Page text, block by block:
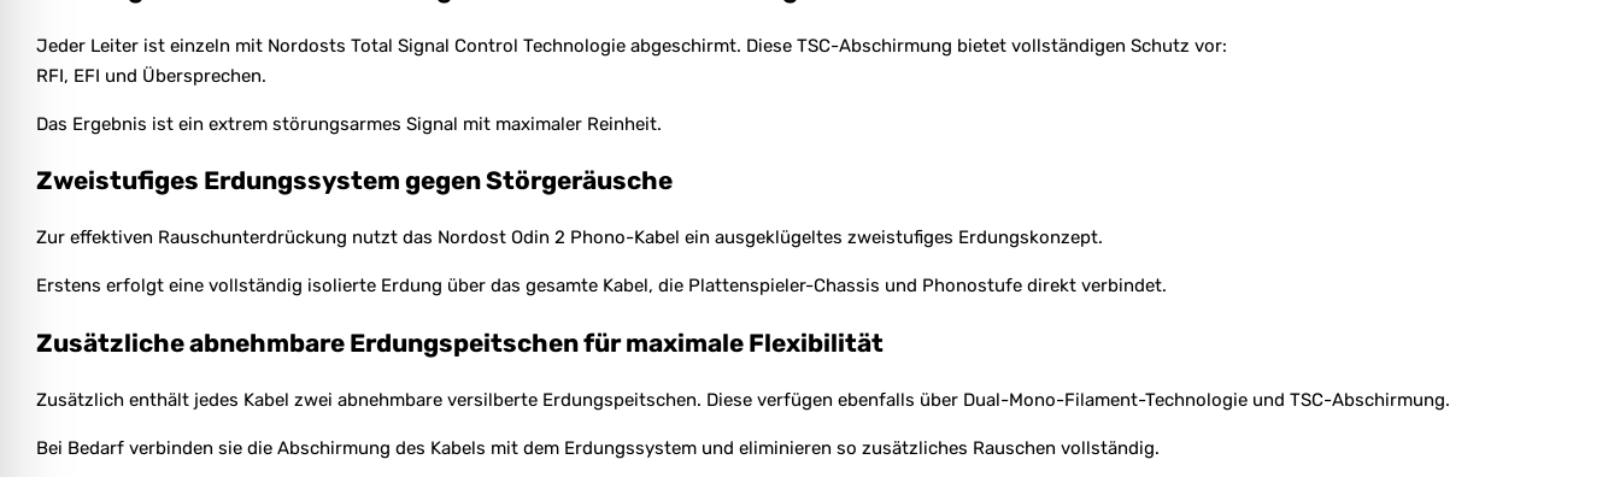
Jeder Leiter ist einzeln mit Nordosts Total Signal Control Technologie abgeschirmt. Diese TSC-Abschirmung bietet vollständigen Schutz vor:
RFI, EFI und Übersprechen.
Das Ergebnis ist ein extrem störungsarmes Signal mit maximaler Reinheit.
Zweistufiges Erdungssystem gegen Störgeräusche
Zur effektiven Rauschunterdrückung nutzt das Nordost Odin 2 Phono-Kabel ein ausgeklügeltes zweistufiges Erdungskonzept.
Erstens erfolgt eine vollständig isolierte Erdung über das gesamte Kabel, die Plattenspieler-Chassis und Phonostufe direkt verbindet.
Zusätzliche abnehmbare Erdungspeitschen für maximale Flexibilität
Zusätzlich enthält jedes Kabel zwei abnehmbare versilberte Erdungspeitschen. Diese verfügen ebenfalls über Dual-Mono-Filament-Technologie und TSC-Abschirmung.
Bei Bedarf verbinden sie die Abschirmung des Kabels mit dem Erdungssystem und eliminieren so zusätzliches Rauschen vollständig.